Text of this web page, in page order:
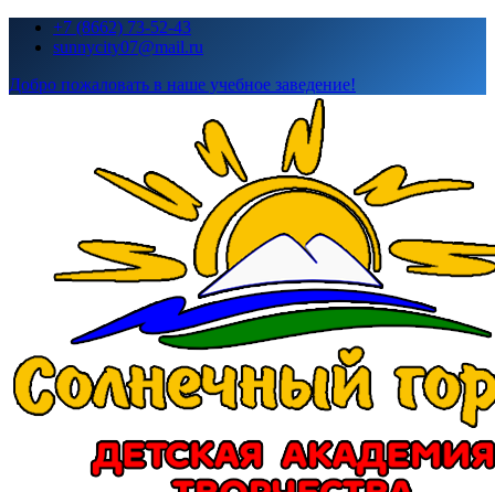
Перейти+7 (8662) 73-52-43
sunnycity07@mail.ru
Добро пожаловать в наше учебное заведение!